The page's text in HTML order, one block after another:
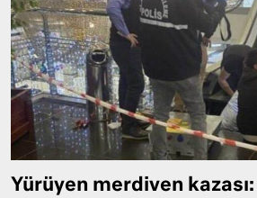
Yürüyen merdiven